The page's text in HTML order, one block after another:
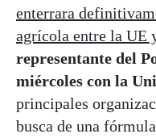
enterrara
agrícola entre la UE
representante del
miércoles con la
principales
busca de una